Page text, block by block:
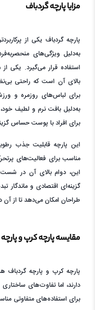
مزایا پارچه گردباف
پارچه گردباف یکی از
به‌دلیل ویژگی‌های
استفاده قرار می‌گیرد. یکی
بالای آن است که راحتی
برای لباس‌های روزمره و
به‌دلیل بافت نرم و لطیف
برای افراد با پوست حساس
این پارچه قابلیت جذب
مناسب برای فعالیت‌های
این، دوام بالای آن در
گزینه‌ای اقتصادی و ماندگار
طراحان امکان می‌دهد تا از
مقایسه پارچه کرپ و
پارچه کرپ و پارچه گردباف
دارند، اما تفاوت‌های
برای استفاده‌های متفاوتی